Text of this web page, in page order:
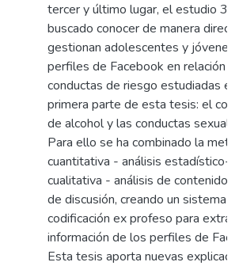
tercer y último lugar, el estudio 3
buscado conocer de manera
gestionan adolescentes y jóvenes
perfiles de Facebook en relación
conductas de riesgo estudiadas
primera parte de esta tesis: el
de alcohol y las conductas
Para ello se ha combinado la
cuantitativa - análisis estadístico-
cualitativa - análisis de contenido
de discusión, creando un sistema
codificación ex profeso para
información de los perfiles de
Esta tesis aporta nuevas